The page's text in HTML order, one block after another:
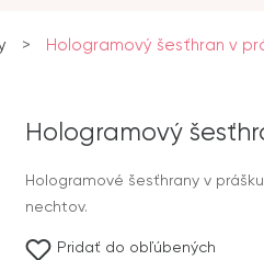
> Hologramový šesťhran v
Hologramový
Hologramové šesťhrany v
nechtov.
Pridať do obľúbených